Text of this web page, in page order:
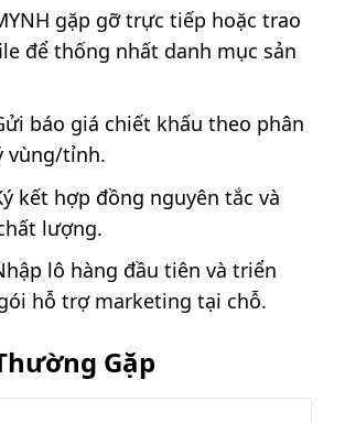
gặp gỡ trực tiếp hoặc trao
để thống nhất danh mục sản
báo giá chiết khấu theo phân
vùng/tỉnh.
kết hợp đồng nguyên tắc và
lượng.
lô hàng đầu tiên và triển
hỗ trợ marketing tại chỗ.
Gặp